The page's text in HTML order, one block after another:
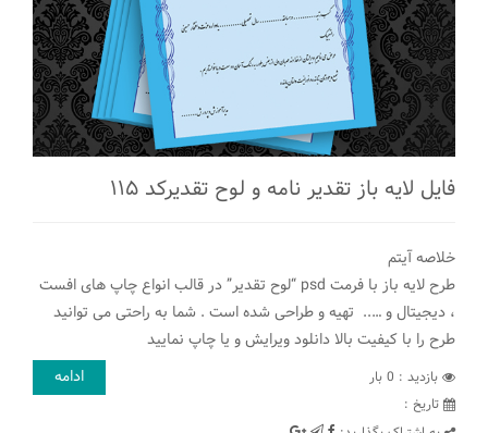
فایل لایه باز تقدیر نامه و لوح تقدیرکد ۱۱۵
خلاصه آیتم
طرح لایه باز با فرمت psd “لوح تقدیر” در قالب انواع چاپ های افست
، دیجیتال و ….. تهیه و طراحی شده است . شما به راحتی می توانید
طرح را با کیفیت بالا دانلود ویرایش و یا چاپ نمایید
بازدید : 0 بار
تاريخ :
ادامه